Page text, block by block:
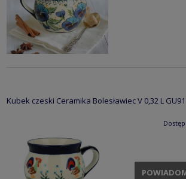
Kubek czeski Ceramika Bolesławiec V 0,32 L